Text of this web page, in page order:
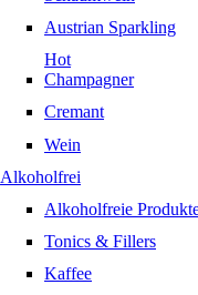
Austrian Sparkling
Hot
Champagner
Cremant
Wein
Alkoholfrei
Alkoholfreie
Tonics & Fillers
Kaffee